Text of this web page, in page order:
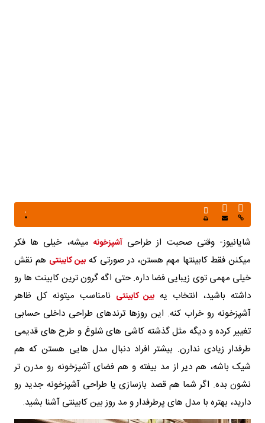
شایانیوز- وقتی صحبت از طراحیآشپزخونه میشه، خیلی ها فکر
میکنن فقط کابینتها مهم هستن، در صورتی که بین کابینتی هم نقش
خیلی مهمی توی زیبایی فضا داره. حتی اگه گرون ترین کابینت ها رو
داشته باشید، انتخاب یه بین کابینتی نامناسب میتونه کل ظاهر
آشپزخونه رو خراب کنه. این روزها ترندهای طراحی داخلی حسابی
تغییر کرده و دیگه مثل گذشته کاشی های شلوغ و طرح های قدیمی
طرفدار زیادی ندارن. بیشتر افراد دنبال مدل هایی هستن که هم
شیک باشه، هم دیر از مد بیفته و هم فضای آشپزخونه رو مدرن تر
نشون بده. اگر شما هم قصد بازسازی یا طراحی آشپزخونه جدید رو
دارید، بهتره با مدل های پرطرفدار و مد روز بین کابینتی آشنا بشید.